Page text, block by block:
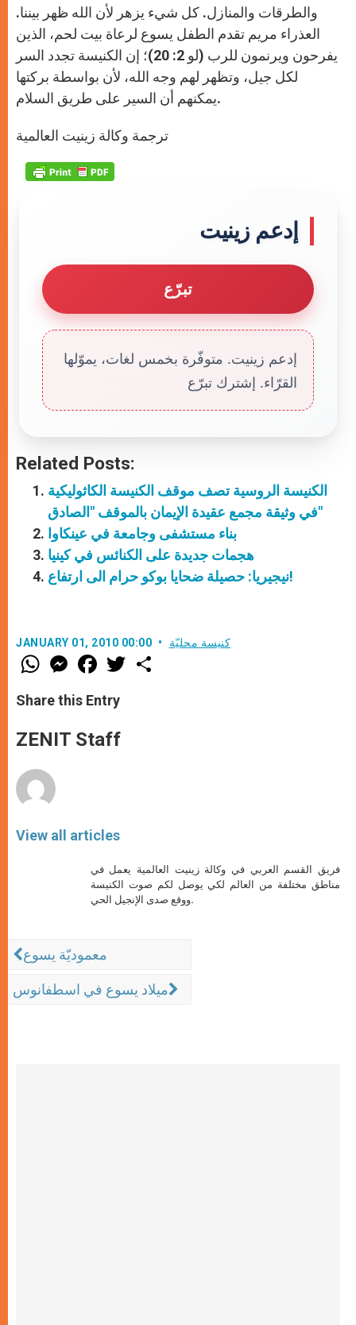
والطرقات والمنازل. كل شيء يزهر لأن الله ظهر بيننا.
العذراء مريم تقدم الطفل يسوع لرعاة بيت لحم، الذين
يفرحون ويرنمون للرب (لو 2: 20)؛ إن الكنيسة تجدد السر
لكل جيل، وتظهر لهم وجه الله، لأن بواسطة بركتها
يمكنهم أن السير على طريق السلام.
ترجمة وكالة زينيت العالمية
إدعم زينيت
تبرّع
إدعم زينيت. متوفّرة بخمس لغات، يموّلها
القرّاء. إشترك تبرّع
Related Posts:
الكنيسة الروسية تصف موقف الكنيسة الكاثوليكية
في وثيقة مجمع عقيدة الإيمان بالموقف "الصادق"
بناء مستشفى وجامعة في عينكاوا
هجمات جديدة على الكنائس في كينيا
نيجيريا: حصيلة ضحايا بوكو حرام الى ارتفاع!
JANUARY 01, 2010 00:00 كنيسة محليّة
W
h
t
s
p
p
M
e
s
e
g
e
F
a
e
b
o
k
w
Share this Entry
ZENIT Staff
View all articles
فريق القسم العربي في وكالة زينيت العالمية يعمل في
مناطق مختلفة من العالم لكي يوصل لكم صوت الكنيسة
ووقع صدى الإنجيل الحي.
معموديّة يسوع
ميلاد يسوع في اسطفانوس